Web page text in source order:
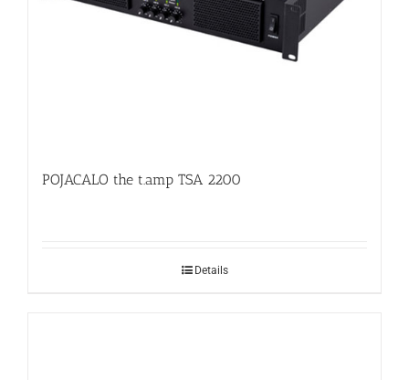
POJACALO the t.amp TSA 2200
Details